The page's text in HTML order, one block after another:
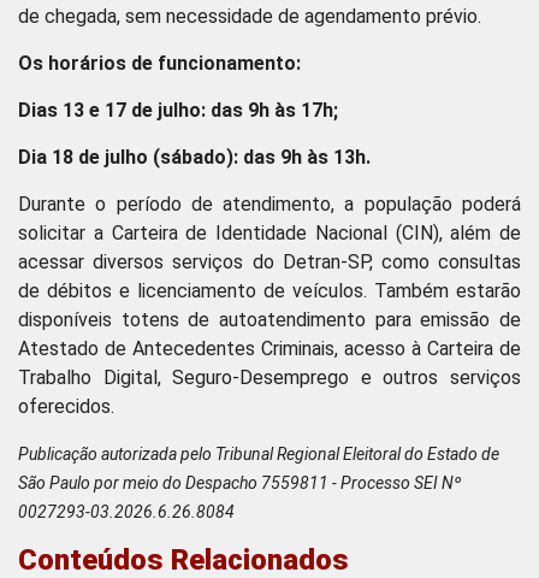
de chegada, sem necessidade de agendamento prévio.
Os horários de funcionamento:
Dias 13 e 17 de julho: das 9h às 17h;
Dia 18 de julho (sábado): das 9h às 13h.
Durante o período de atendimento, a população poderá
solicitar a Carteira de Identidade Nacional (CIN), além de
acessar diversos serviços do Detran-SP, como consultas
de débitos e licenciamento de veículos. Também estarão
disponíveis totens de autoatendimento para emissão de
Atestado de Antecedentes Criminais, acesso à Carteira de
Trabalho Digital, Seguro-Desemprego e outros serviços
oferecidos.
Publicação autorizada pelo Tribunal Regional Eleitoral do Estado de
São Paulo por meio do Despacho 7559811 - Processo SEI Nº
0027293-03.2026.6.26.8084
Conteúdos Relacionados